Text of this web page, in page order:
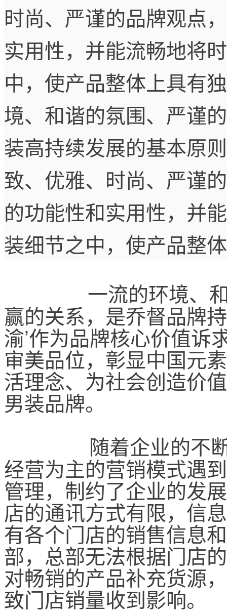
时尚、严谨的品牌观点
实用性，并能流畅地将
中，使产品整体上具有
境、和谐的氛围、严谨
装高持续发展的基本原
致、优雅、时尚、严谨
的功能性和实用性，并
装细节之中，使产品整
一流的环境、和
赢的关系，是乔督品牌
渝’作为品牌核心价值诉
审美品位，彰显中国元
活理念、为社会创造价
男装品牌。
随着企业的不断
经营为主的营销模式遇
管理，制约了企业的发
店的通讯方式有限，信
有各个门店的销售信息
部，总部无法根据门店
对畅销的产品补充货源
致门店销量收到影响。